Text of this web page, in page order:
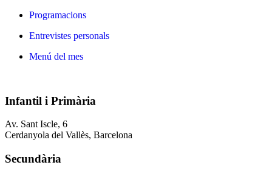
Programacions
Entrevistes personals
Menú del mes
Infantil i Primària
Av. Sant Iscle, 6
Cerdanyola del Vallès, Barcelona
Secundària